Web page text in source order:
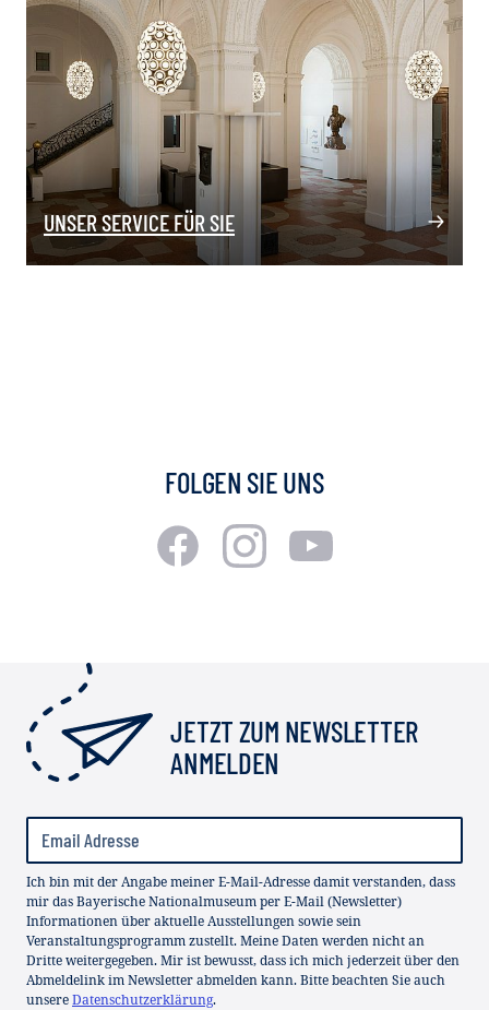
UNSER SERVICE FÜR SIE
FOLGEN SIE UNS
JETZT ZUM NEWSLETTER
ANMELDEN
Ich bin mit der Angabe meiner E-Mail-Adresse damit verstanden, dass
mir das Bayerische Nationalmuseum per E-Mail (Newsletter)
Informationen über aktuelle Ausstellungen sowie sein
Veranstaltungsprogramm zustellt. Meine Daten werden nicht an
Dritte weitergegeben. Mir ist bewusst, dass ich mich jederzeit über den
Abmeldelink im Newsletter abmelden kann. Bitte beachten Sie auch
unsereDatenschutzerklärung.